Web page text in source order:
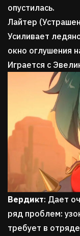
опустилась.
Лайтер
Усиливает
окно оглушения
Играется с
Вердикт: Дает
ряд проблем:
требует в